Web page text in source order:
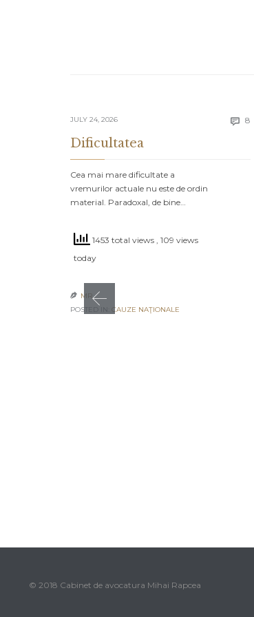
JULY 24, 2026  8
Dificultatea
Cea mai mare dificultate a
vremurilor actuale nu este de ordin
material. Paradoxal, de bine…
1453 total views , 109 views
today
 MR
POSTED IN: CAUZE NAŢIONALE
© 2018 Cabinet de avocatura Mihai Rapcea